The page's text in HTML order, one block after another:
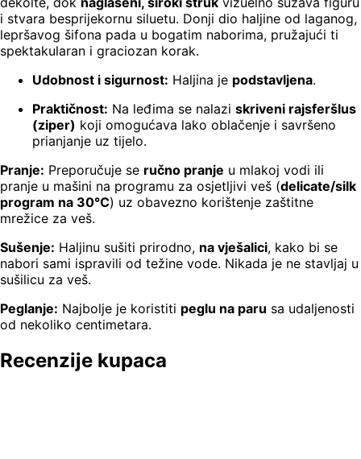
i stvara besprijekornu siluetu. Donji dio haljine od laganog,
lepršavog šifona pada u bogatim naborima, pružajući ti
spektakularan i graciozan korak.
Udobnost i sigurnost: Haljina je podstavljena.
Praktičnost: Na leđima se nalazi skriveni rajsferšlus
(ziper) koji omogućava lako oblačenje i savršeno
prianjanje uz tijelo.
Pranje: Preporučuje se ručno pranje u mlakoj vodi ili
pranje u mašini na programu za osjetljivi veš (delicate/silk
program na 30°C) uz obavezno korištenje zaštitne
mrežice za veš.
Sušenje: Haljinu sušiti prirodno, na vješalici, kako bi se
nabori sami ispravili od težine vode. Nikada je ne stavljaj u
sušilicu za veš.
Peglanje: Najbolje je koristiti peglu na paru sa udaljenosti
od nekoliko centimetara.
Recenzije kupaca